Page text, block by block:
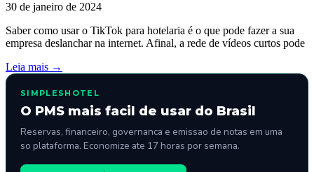
30 de janeiro de 2024
Saber como usar o TikTok para hotelaria é o que pode fazer a sua
empresa deslanchar na internet. Afinal, a rede de vídeos curtos pode
Leia mais →
SIMPLESHOTEL
O PMS mais facil de usar do Brasil
Reservas, financeiro, governanca e emissao de notas em uma
so plataforma. Economize ate 17 horas por semana.